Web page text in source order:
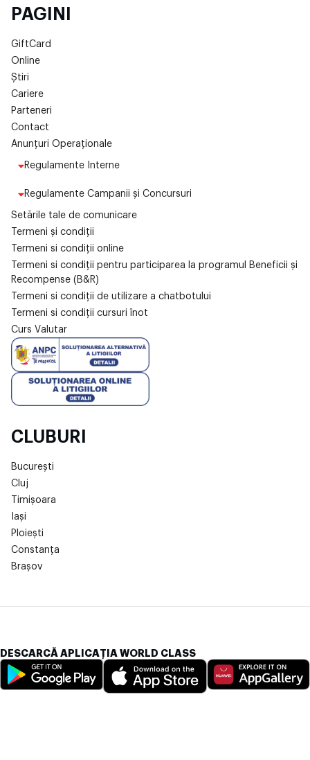
PAGINI
GiftCard
Online
Știri
Cariere
Parteneri
Contact
Anunțuri Operaționale
Regulamente Interne
Regulamente Campanii și Concursuri
Setările tale de comunicare
Termeni și condiții
Termeni si condiții online
Termeni si condiții pentru participarea la programul Beneficii și
Recompense (B&R)
Termeni si condiții de utilizare a chatbotului
Termeni si condiții cursuri înot
Curs Valutar
CLUBURI
București
Cluj
Timișoara
Iași
Ploiești
Constanța
Brașov
DESCARCĂ APLICAȚIA WORLD CLASS